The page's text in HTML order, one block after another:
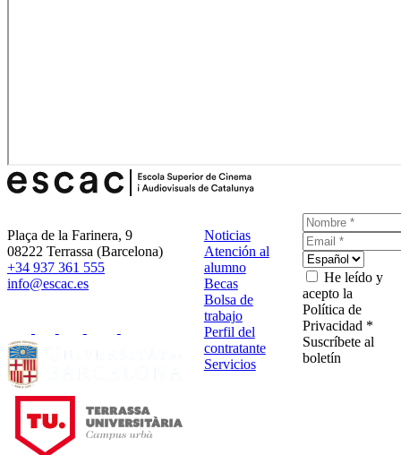
Plaça de la Farinera, 9
08222 Terrassa (Barcelona)
+34 937 361 555
info@escac.es
Noticias
Atención al
alumno
Becas
Bolsa de
trabajo
Perfil del
contratante
Servicios
He leído y
acepto la
Política de
Privacidad *
Suscríbete al
boletín